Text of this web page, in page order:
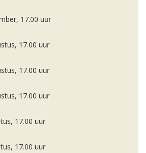
17.00 uur
17.00 uur
17.00 uur
17.00 uur
17.00 uur
17.00 uur